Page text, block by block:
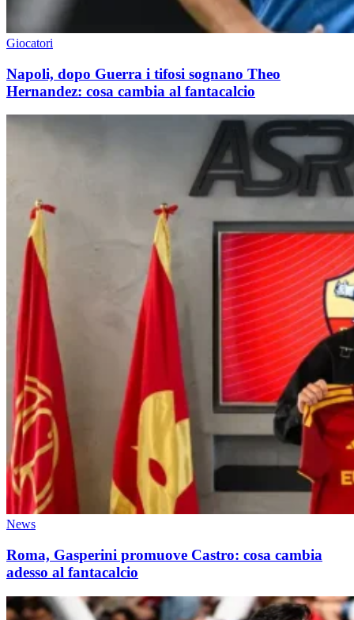
Giocatori
Napoli, dopo Guerra i tifosi sognano Theo
Hernandez: cosa cambia al fantacalcio
News
Roma, Gasperini promuove Castro: cosa cambia
adesso al fantacalcio